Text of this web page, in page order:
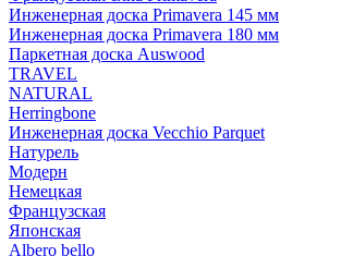
Инженерная доска Primavera 145 мм
Инженерная доска Primavera 180 мм
Паркетная доска Auswood
TRAVEL
NATURAL
Herringbone
Инженерная доска Vecchio Parquet
Натурель
Модерн
Немецкая
Французская
Японская
Albero bello